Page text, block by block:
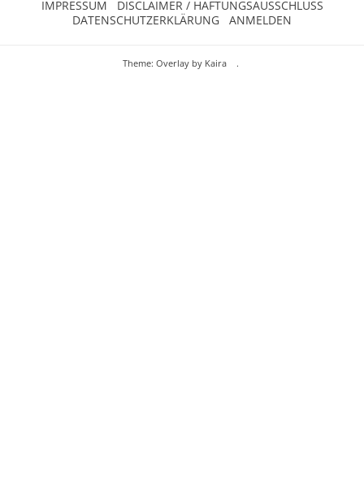
IMPRESSUM
DISCLAIMER / HAFTUNGSAUSSCHLUSS
DATENSCHUTZERKLÄRUNG
ANMELDEN
Theme: Overlay by Kaira .